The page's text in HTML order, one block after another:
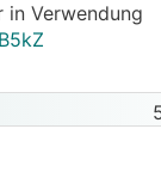
in Verwendung